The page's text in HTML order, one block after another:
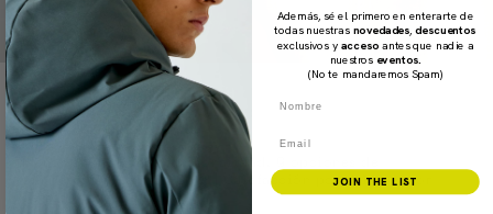
CLICK & WARM
Battery-powered heating technology
Menos capas y más funcionalidad. 9 opciones de
temperatura. Opción 360º | Calefacción por delante, por
detrás y por los lados.
Además, sé el primero en enterarte de
todas nuestras novedades,descuentos
exclusivos yacceso antes que nadie a
nuestros eventos.
(No te mandaremos Spam)
JOIN THE LIST